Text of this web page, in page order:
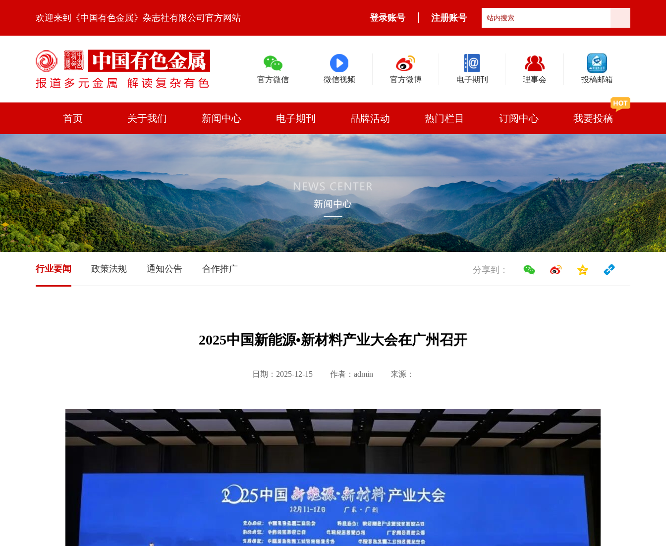
欢迎来到《中国有色金属》杂志社有限公司官方网站 登录账号 注册账号
官方微信 微信视频 官方微博 电子期刊 理事会 投稿邮箱
首页 关于我们 新闻中心 电子期刊 品牌活动 热门栏目 订阅中心 我要投稿
行业要闻 政策法规 通知公告 合作推广 分享到：
2025中国新能源•新材料产业大会在广州召开
日期：2025-12-15 作者：admin 来源：